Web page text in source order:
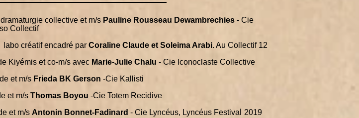
collective et m/s Pauline Rousseau Dewambrechies - Cie
labo créatif encadré par Coraline Claude et Soleima Arabi. Au Collectif 12
et co-m/s avec Marie-Julie Chalu - Cie Iconoclaste Collective
et m/s Frieda BK Gerson -Cie Kallisti
m/s Thomas Boyou -Cie Totem Recidive
et m/s Antonin Bonnet-Fadinard - Cie Lyncéus, Lyncéus Festiva 2019